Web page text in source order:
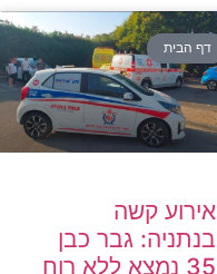
דף הבית
אירוע קשה
בנתניה: גבר כבן
35 נמצא ללא רוח